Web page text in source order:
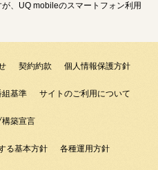
、UQ mobileのスマートフォン利用
契約約款 個人情報保護方針
組基準 サイトのご利用について
構築宣言
る基本方針 各種運用方針